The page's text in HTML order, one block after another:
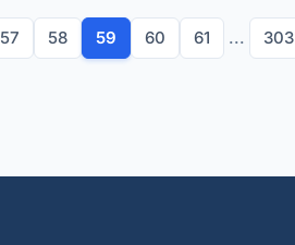
57 58 59 60 61 ... 303